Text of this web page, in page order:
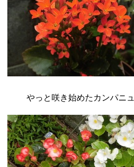
やっと咲き始めたカンパニ